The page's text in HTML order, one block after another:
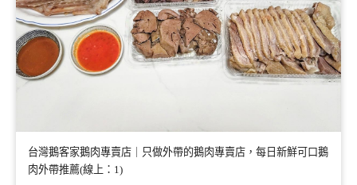
台灣鵝客家鵝肉專賣店｜只做外帶的鵝肉專賣店，每日新鮮可口鵝
肉外帶推薦(線上：1)